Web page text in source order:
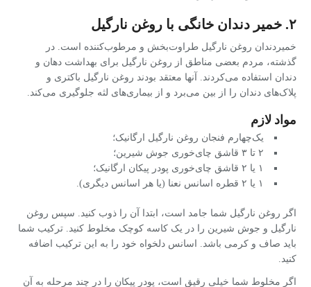
۲. خمیر دندان خانگی با روغن نارگیل
خمیردندان روغن نارگیل طراوت‌بخش و مرطوب‌کننده است. در
گذشته، مردم بعضی مناطق از روغن نارگیل برای بهداشت دهان و
دندان استفاده می‌کردند. آنها معتقد بودند روغن نارگیل باکتری‌ و
پلاک‌های دندان را از بین می‌برد و از بیماری‌های لثه جلوگیری می‌کند.
مواد لازم
یک‌چهارم فنجان روغن نارگیل ارگانیک؛
۲ تا ۳ قاشق چای‌خوری جوش شیرین؛
۱ یا ۲ قاشق چای‌خوری پودر پیکان ارگانیک؛
۱ یا ۲ قطره اسانس نعنا (یا هر اسانس دیگری).
اگر روغن نارگیل شما جامد است، ابتدا آن را ذوب کنید. سپس روغن
نارگیل و جوش شیرین را در یک کاسه کوچک مخلوط کنید. ترکیب شما
باید صاف و کرمی باشد. اسانس دلخواه خود را به این ترکیب اضافه
کنید.
اگر مخلوط شما خیلی رقیق است، پودر پیکان را در چند مرحله به آن